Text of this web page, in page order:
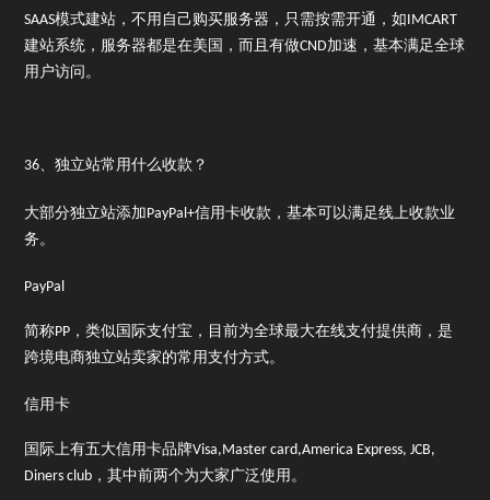
SAAS模式建站，不用自己购买服务器，只需按需开通，如IMCART
建站系统，服务器都是在美国，而且有做CND加速，基本满足全球
用户访问。
36、独立站常用什么收款？
大部分独立站添加PayPal+信用卡收款，基本可以满足线上收款业
务。
PayPal
简称PP，类似国际支付宝，目前为全球最大在线支付提供商，是
跨境电商独立站卖家的常用支付方式。
信用卡
国际上有五大信用卡品牌Visa,Master card,America Express, JCB,
Diners club，其中前两个为大家广泛使用。